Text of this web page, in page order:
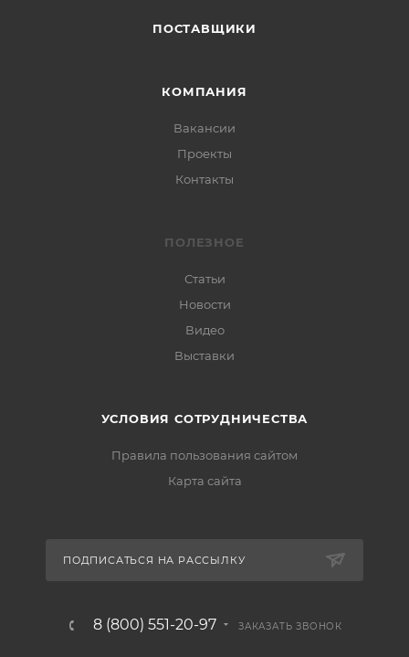
ПОСТАВЩИКИ
КОМПАНИЯ
Вакансии
Проекты
Контакты
ПОЛЕЗНОЕ
Статьи
Новости
Видео
Выставки
УСЛОВИЯ СОТРУДНИЧЕСТВА
Правила пользования сайтом
Карта сайта
ПОДПИСАТЬСЯ НА РАССЫЛКУ
8 (800) 551-20-97 ЗАКАЗАТЬ ЗВОНОК